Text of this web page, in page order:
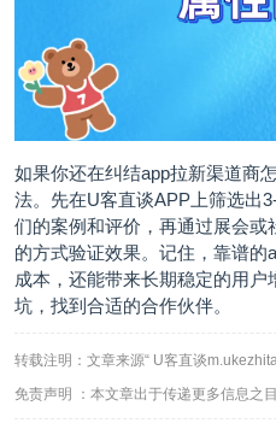
如果你还在纠结app拉新渠道商
法。先在U客直谈APP上筛选出
们的案例和评价，再通过展会
的方式验证效果。记住，靠谱
成本，还能带来长期稳定的用
坑，找到合适的合作伙伴。
转载注明：文章来源“ U客直谈
免责声明 ：本文章出于传递更多信息之